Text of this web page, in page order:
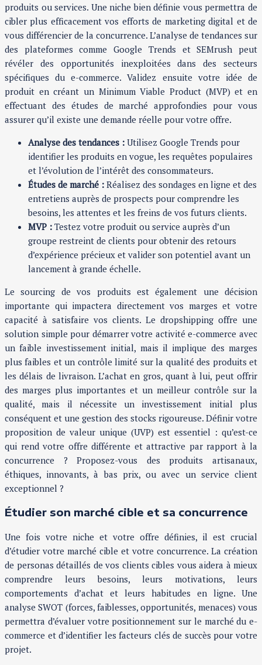
produits ou services. Une niche bien définie vous permettra de
cibler plus efficacement vos efforts de marketing digital et de
vous différencier de la concurrence. L’analyse de tendances sur
des plateformes comme Google Trends et SEMrush peut
révéler des opportunités inexploitées dans des secteurs
spécifiques du e-commerce. Validez ensuite votre idée de
produit en créant un Minimum Viable Product (MVP) et en
effectuant des études de marché approfondies pour vous
assurer qu’il existe une demande réelle pour votre offre.
Analyse des tendances : Utilisez Google Trends pour
identifier les produits en vogue, les requêtes populaires
et l’évolution de l’intérêt des consommateurs.
Études de marché : Réalisez des sondages en ligne et des
entretiens auprès de prospects pour comprendre les
besoins, les attentes et les freins de vos futurs clients.
MVP : Testez votre produit ou service auprès d’un
groupe restreint de clients pour obtenir des retours
d’expérience précieux et valider son potentiel avant un
lancement à grande échelle.
Le sourcing de vos produits est également une décision
importante qui impactera directement vos marges et votre
capacité à satisfaire vos clients. Le dropshipping offre une
solution simple pour démarrer votre activité e-commerce avec
un faible investissement initial, mais il implique des marges
plus faibles et un contrôle limité sur la qualité des produits et
les délais de livraison. L’achat en gros, quant à lui, peut offrir
des marges plus importantes et un meilleur contrôle sur la
qualité, mais il nécessite un investissement initial plus
conséquent et une gestion des stocks rigoureuse. Définir votre
proposition de valeur unique (UVP) est essentiel : qu’est-ce
qui rend votre offre différente et attractive par rapport à la
concurrence ? Proposez-vous des produits artisanaux,
éthiques, innovants, à bas prix, ou avec un service client
exceptionnel ?
Étudier son marché cible et sa concurrence
Une fois votre niche et votre offre définies, il est crucial
d’étudier votre marché cible et votre concurrence. La création
de personas détaillés de vos clients cibles vous aidera à mieux
comprendre leurs besoins, leurs motivations, leurs
comportements d’achat et leurs habitudes en ligne. Une
analyse SWOT (forces, faiblesses, opportunités, menaces) vous
permettra d’évaluer votre positionnement sur le marché du e-
commerce et d’identifier les facteurs clés de succès pour votre
projet.